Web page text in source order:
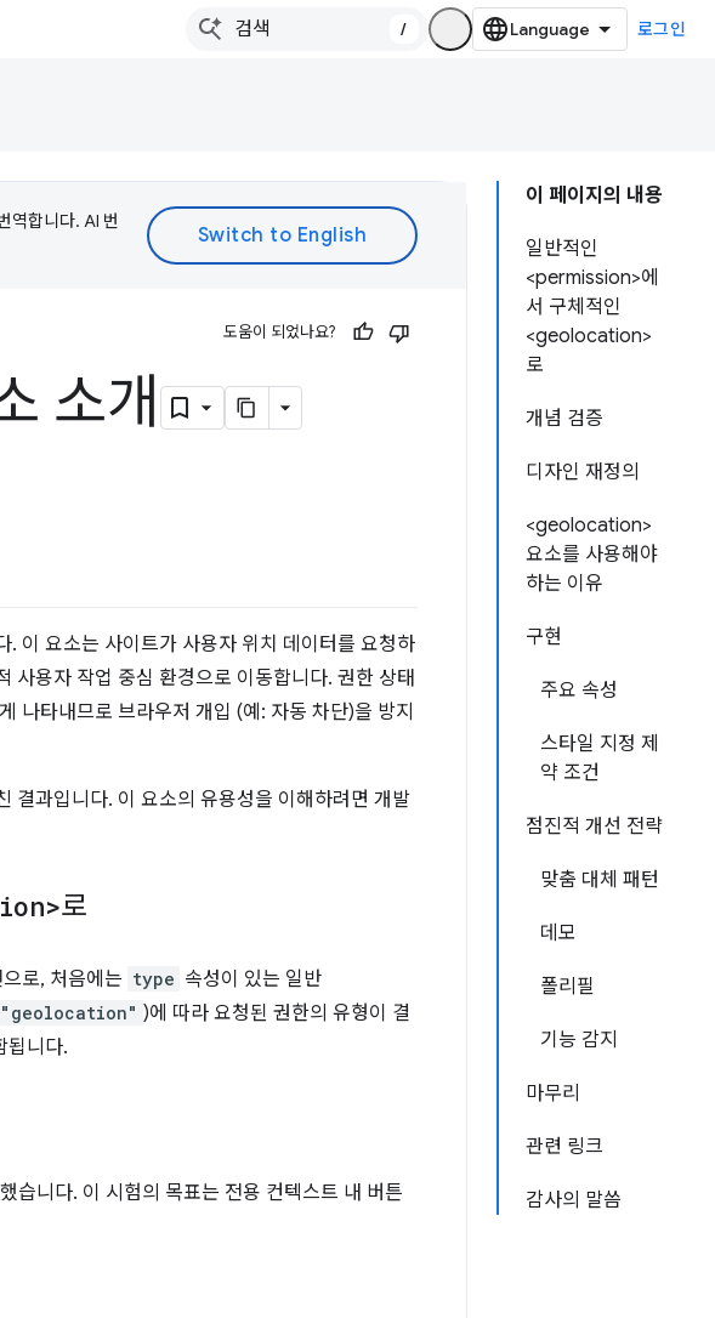
/ 로그인
이 페이지의 내용
일반적인
<permission>에
서 구체적인
<geolocation>
로
개념 검증
디자인 재정의
<geolocation>
요소를 사용해야
하는 이유
구현
주요 속성
스타일 지정 제
약 조건
점진적 개선 전략
맞춤 대체 패턴
데모
폴리필
기능 감지
마무리
관련 링크
감사의 말씀
역합니다. AI 번
도움이 되었나요?
소개
. 이 요소는 사이트가 사용자 위치 데이터를 요청하
사용자 작업 중심 환경으로 이동합니다. 권한 상태
나타내므로 브라우저 개입 (예: 자동 차단)을 방지
결과입니다. 이 요소의 유용성을 이해하려면 개발
로
로, 처음에는 type 속성이 있는 일반
"geolocation" )에 따라 요청된 권한의 유형이 결
됩니다.
습니다. 이 시험의 목표는 전용 컨텍스트 내 버튼